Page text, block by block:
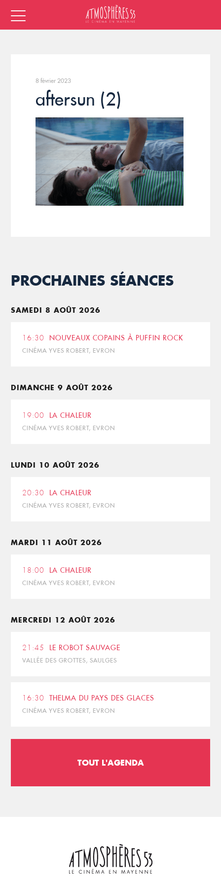
8 février 2023
aftersun (2)
PROCHAINES SÉANCES
SAMEDI 8 AOÛT 2026
16:30 NOUVEAUX COPAINS À PUFFIN ROCK
CINÉMA YVES ROBERT, EVRON
DIMANCHE 9 AOÛT 2026
19:00 LA CHALEUR
CINÉMA YVES ROBERT, EVRON
LUNDI 10 AOÛT 2026
20:30 LA CHALEUR
CINÉMA YVES ROBERT, EVRON
MARDI 11 AOÛT 2026
18:00 LA CHALEUR
CINÉMA YVES ROBERT, EVRON
MERCREDI 12 AOÛT 2026
21:45 LE ROBOT SAUVAGE
VALLÉE DES GROTTES, SAULGES
16:30 THELMA DU PAYS DES GLACES
CINÉMA YVES ROBERT, EVRON
TOUT L'AGENDA